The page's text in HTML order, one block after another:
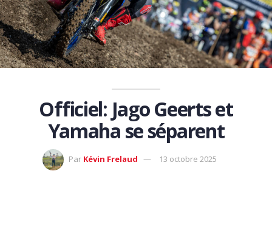
Officiel: Jago Geerts et
Yamaha se séparent
Par Kévin Frelaud 13 octobre 2025